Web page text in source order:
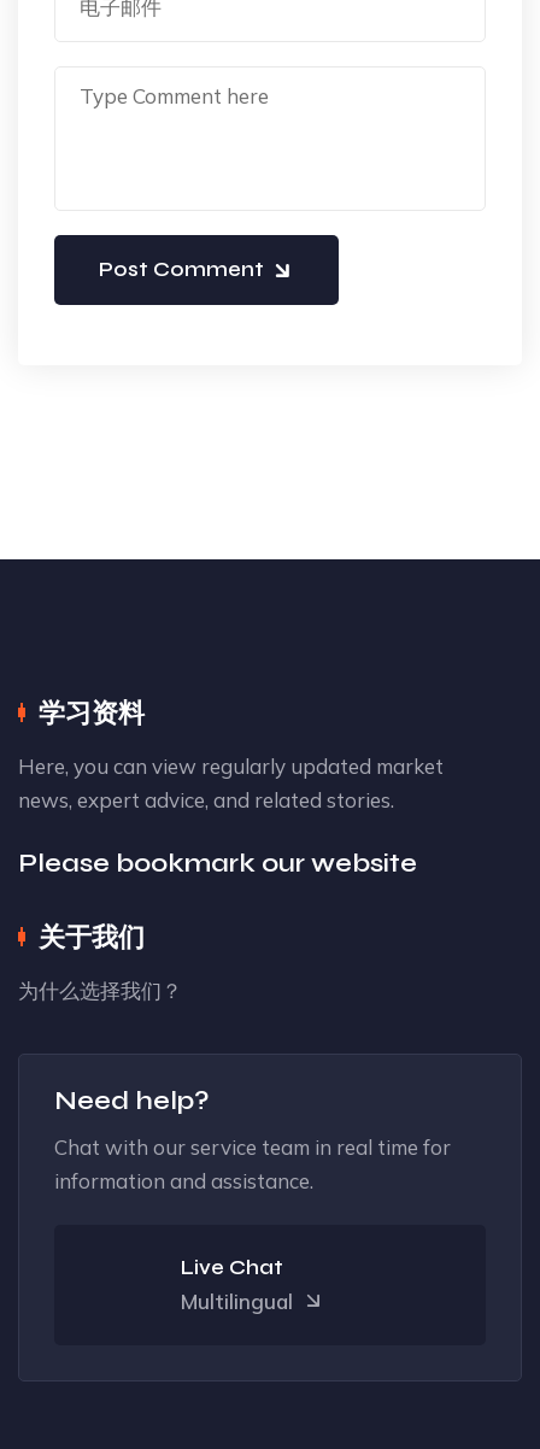
Post Comment
学习资料
Here, you can view regularly updated market
news, expert advice, and related stories.
Please bookmark our website
关于我们
为什么选择我们？
Need help?
Chat with our service team in real time for
information and assistance.
Live Chat
Multilingual